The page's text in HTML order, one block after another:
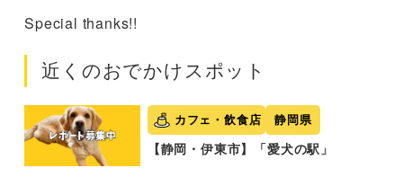
Special thanks!!
近くのおでかけスポット
カフェ・飲食店 静岡県
【静岡・伊東市】「愛犬の駅」